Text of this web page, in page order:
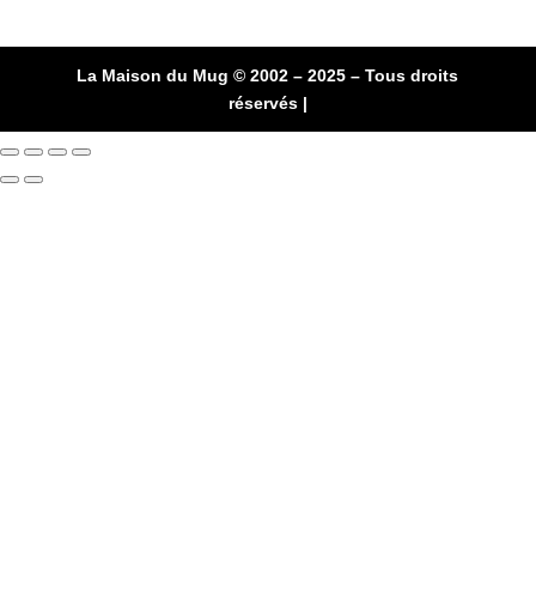
La Maison du Mug © 2002 – 2025 – Tous droits
réservés |